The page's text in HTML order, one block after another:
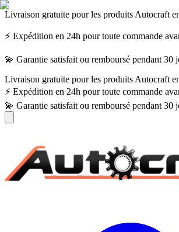
Livraison gratuite pour les produits Autocraft
⚡ Expédition en 24h pour toute commande
💫 Garantie satisfait ou remboursé pendant 30
Livraison gratuite pour les produits Autocraft
⚡ Expédition en 24h pour toute commande
💫 Garantie satisfait ou remboursé pendant 30